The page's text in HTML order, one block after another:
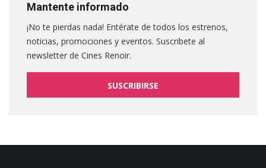
Mantente informado
¡No te pierdas nada! Entérate de todos los estrenos,
noticias, promociones y eventos. Suscribete al
newsletter de Cines Renoir.
SUSCRIBIRSE